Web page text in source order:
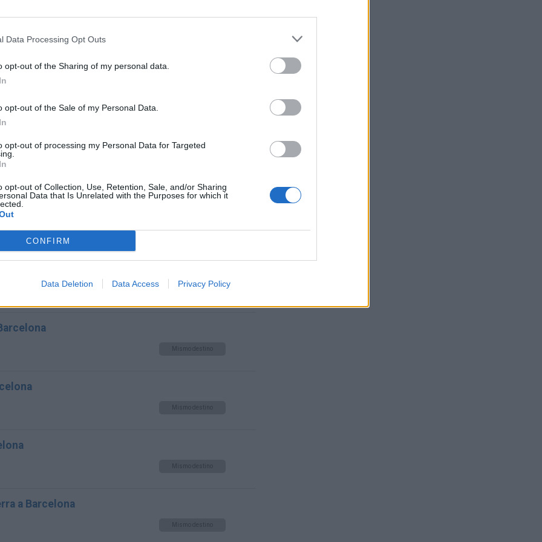
Data Processing Opt Outs
opt-out of the Sharing of my personal data.
opt-out of the Sale of my Personal Data.
opt-out of processing my Personal Data for Targeted
opt-out of Collection, Use, Retention, Sale, and/or Sharing
Data that Is Unrelated with the Purposes for which it
CONFIRM
Data Deletion Data Access Privacy Policy
a Barcelona
Mismo destino
Mismo destino
Mismo destino
Mismo destino
Mismo destino
a Barcelona
Mismo destino